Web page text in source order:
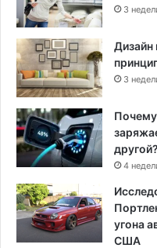
3
Дизайн
3
Почему
другой?
4
угона
США